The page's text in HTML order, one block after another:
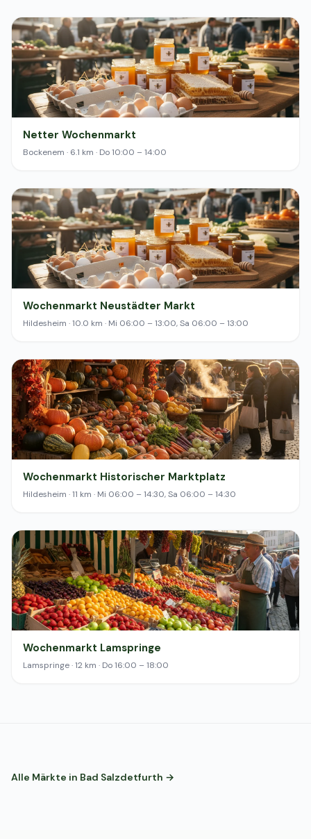
Netter Wochenmarkt
Bockenem · 6.1 km · Do 10:00 – 14:00
Wochenmarkt Neustädter Markt
Hildesheim · 10.0 km · Mi 06:00 – 13:00, Sa 06:00 – 13:00
Wochenmarkt Historischer Marktplatz
Hildesheim · 11 km · Mi 06:00 – 14:30, Sa 06:00 – 14:30
Wochenmarkt Lamspringe
Lamspringe · 12 km · Do 16:00 – 18:00
Alle Märkte in Bad Salzdetfurth →